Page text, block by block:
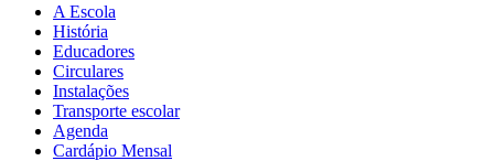
A Escola
História
Educadores
Circulares
Instalações
Transporte escolar
Agenda
Cardápio Mensal